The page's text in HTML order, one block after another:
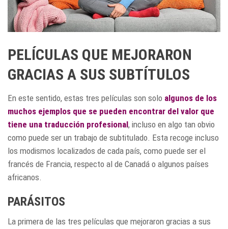
PELÍCULAS QUE MEJORARON
GRACIAS A SUS SUBTÍTULOS
En este sentido, estas tres películas son solo algunos de los
muchos ejemplos que se pueden encontrar del valor que
tiene una traducción profesional, incluso en algo tan obvio
como puede ser un trabajo de subtitulado. Esta recoge incluso
los modismos localizados de cada país, como puede ser el
francés de Francia, respecto al de Canadá o algunos países
africanos.
PARÁSITOS
La primera de las tres películas que mejoraron gracias a sus